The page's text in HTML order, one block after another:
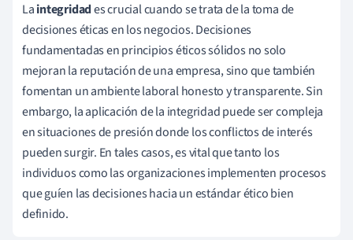
Laintegridades crucial cuando se trata de la toma de
decisiones éticas en los negocios. Decisiones
fundamentadas en principios éticos sólidos no solo
mejoran la reputación de una empresa, sino que también
fomentan un ambiente laboral honesto y transparente. Sin
embargo, la aplicación de la integridad puede ser compleja
en situaciones de presión donde los conflictos de interés
pueden surgir. En tales casos, es vital que tanto los
individuos como las organizaciones implementen procesos
que guíen las decisiones hacia un estándar ético bien
definido.